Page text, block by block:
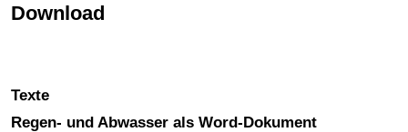
Download
Texte
Regen- und Abwasser als Word-Dokument